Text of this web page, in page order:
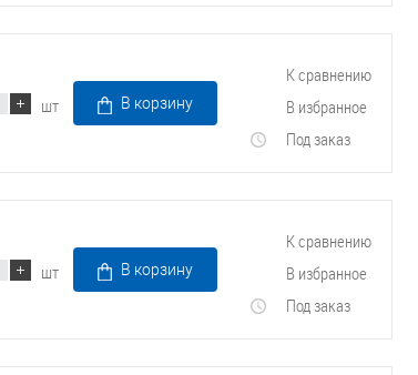
шт В корзину
К сравнению
В избранное
Под заказ
шт В корзину
К сравнению
В избранное
Под заказ